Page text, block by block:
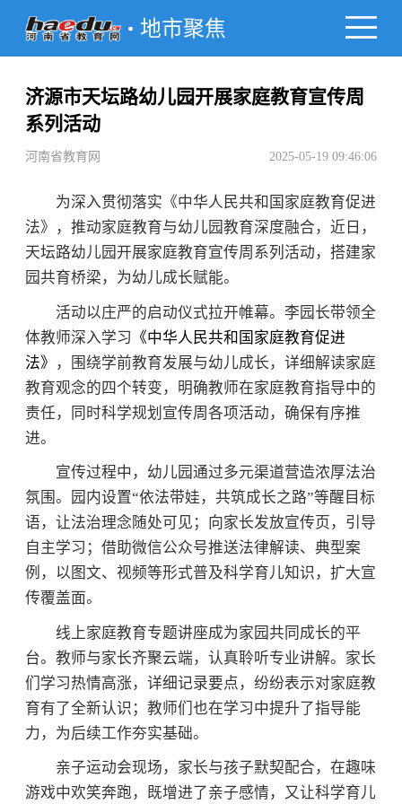
地市聚焦
济源市天坛路幼儿园开展家庭教育宣传周
系列活动
河南省教育网 2025-05-19 09:46:06
为深入贯彻落实《中华人民共和国家庭教育促进
法》，推动家庭教育与幼儿园教育深度融合，近日，
天坛路幼儿园开展家庭教育宣传周系列活动，搭建家
园共育桥梁，为幼儿成长赋能。
活动以庄严的启动仪式拉开帷幕。李园长带领全
体教师深入学习 《中华人民共和国家庭教育促进
法》
，围绕学前教育发展与幼儿成长，详细解读家庭
教育观念的四个转变，明确教师在家庭教育指导中的
责任，同时科学规划宣传周各项活动，确保有序推
进。
宣传过程中，幼儿园通过多元渠道营造浓厚法治
氛围。园内设置“依法带娃，共筑成长之路”等醒目标
语，让法治理念随处可见；向家长发放宣传页，引导
自主学习；借助微信公众号推送法律解读、典型案
例，以图文、视频等形式普及科学育儿知识，扩大宣
传覆盖面。
线上家庭教育专题讲座成为家园共同成长的平
台。教师与家长齐聚云端，认真聆听专业讲解。家长
们学习热情高涨，详细记录要点，纷纷表示对家庭教
育有了全新认识；教师们也在学习中提升了指导能
力，为后续工作夯实基础。
亲子运动会现场，家长与孩子默契配合，在趣味
游戏中欢笑奔跑，既增进了亲子感情，又让科学育儿